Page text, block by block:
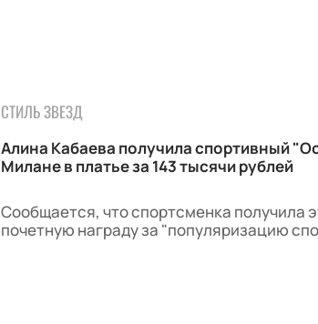
СТИЛЬ ЗВЕЗД
Алина Кабаева получила спортивный
Милане в платье за 143 тысячи рублей
Сообщается, что спортсменка получила
почетную награду за "популяризацию